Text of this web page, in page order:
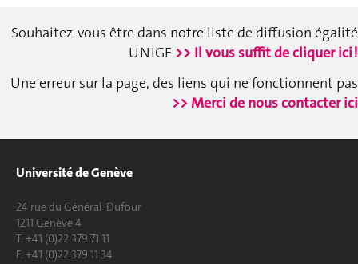
Souhaitez-vous être dans notre liste de diffusion égalité
UNIGE >> Il vous suffit de cliquer ici !
Une erreur sur la page, des liens qui ne fonctionnent pas
>> Merci de nous contacter ici
Université de Genève
24 rue du Général-Dufour
1211 Genève 4
T. +41 (0)22 379 71 11
F. +41 (0)22 379 11 34